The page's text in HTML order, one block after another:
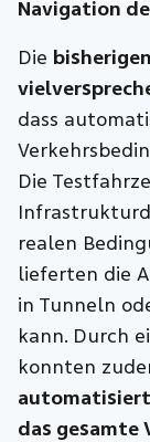
Navigation
Die
dass
Die
realen
lieferten die
in Tunneln
kann. Durch
konnten
das gesamte